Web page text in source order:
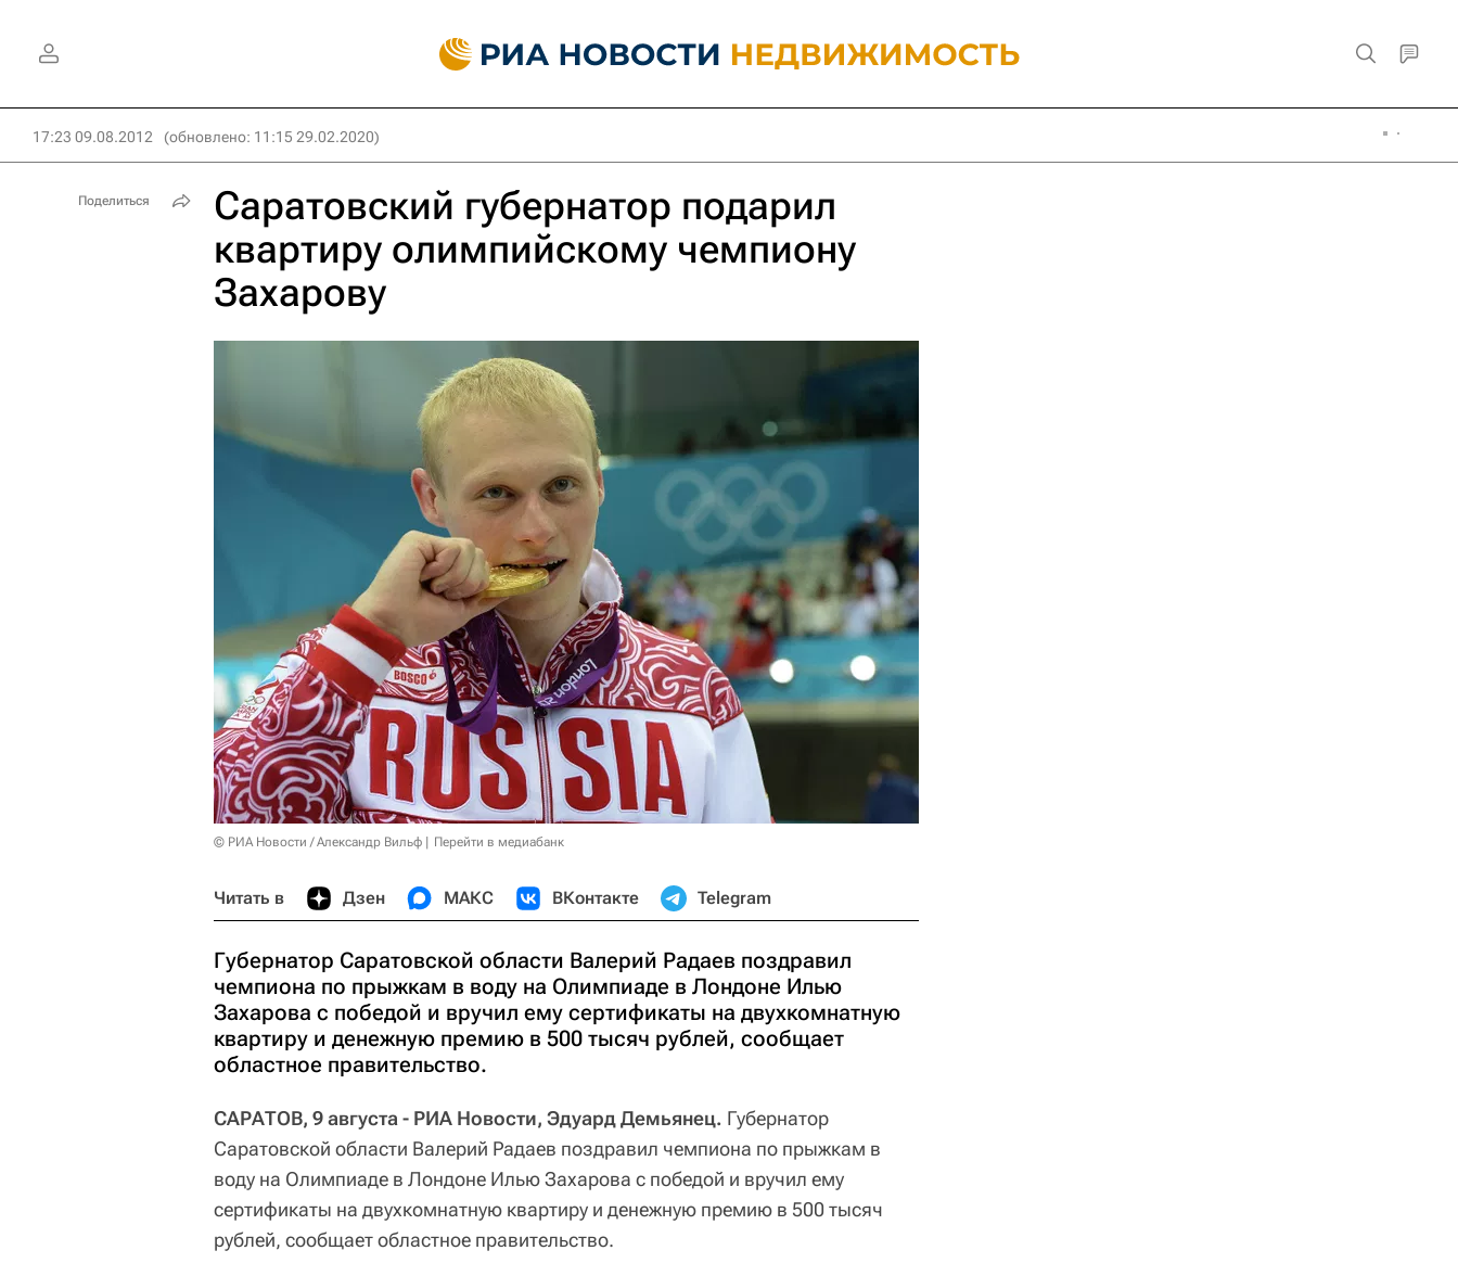
17:23 09.08.2012 (обновлено: 11:15 29.02.2020)
Саратовский губернатор подарил
квартиру олимпийскому чемпиону
Захарову
© РИА Новости / Александр Вильф Перейти в медиабанк
Читать в Дзен МАКС ВКонтакте Telegram
Губернатор Саратовской области Валерий Радаев поздравил
чемпиона по прыжкам в воду на Олимпиаде в Лондоне Илью
Захарова с победой и вручил ему сертификаты на двухкомнатную
квартиру и денежную премию в 500 тысяч рублей, сообщает
областное правительство.
САРАТОВ, 9 августа - РИА Новости, Эдуард Демьянец. Губернатор
Саратовской области Валерий Радаев поздравил чемпиона по прыжкам в
воду на Олимпиаде в Лондоне Илью Захарова с победой и вручил ему
сертификаты на двухкомнатную квартиру и денежную премию в 500 тысяч
рублей, сообщает областное правительство.
Поделиться